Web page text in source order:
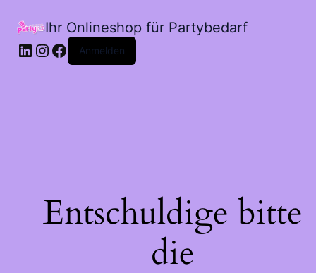
Ihr Onlineshop für Partybedarf
LinkedIn
Instagram
Facebook
Anmelden
Entschuldige bitte
die